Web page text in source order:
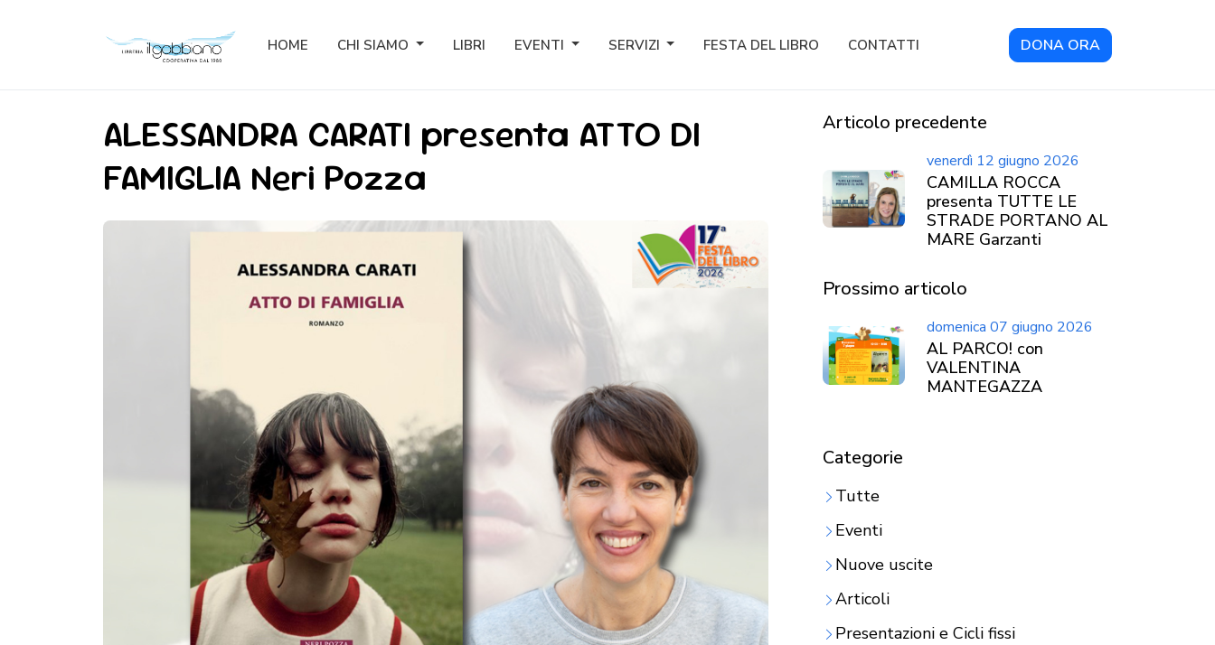
HOME CHI SIAMO LIBRI EVENTI SERVIZI FESTA DEL LIBRO CONTATTI DONA ORA
ALESSANDRA CARATI presenta ATTO DI
FAMIGLIA Neri Pozza
Articolo precedente
venerdì 12 giugno 2026
CAMILLA ROCCA
presenta TUTTE LE
STRADE PORTANO AL
MARE Garzanti
Prossimo articolo
domenica 07 giugno 2026
AL PARCO! con
VALENTINA
MANTEGAZZA
Categorie
Tutte
Eventi
Nuove uscite
Articoli
Presentazioni e Cicli fissi